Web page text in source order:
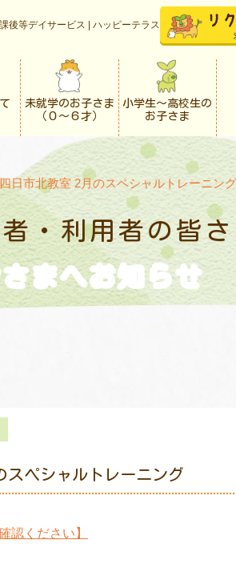
後等デイサービス | ハッピーテラス
未就学のお子さま
（０〜６才）
小学生〜高校生の
お子さま
四日市北教室 2月のスペシャルトレーニング
・利用者の 皆
まへお知らせ
スペシャルトレーニング
認ください】